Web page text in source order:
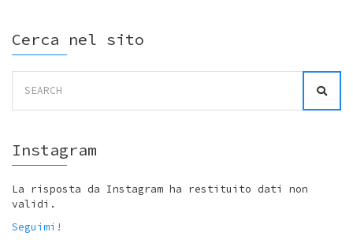
Cerca nel sito
for:
Instagram
La risposta da Instagram ha restituito dati non
validi.
Seguimi!